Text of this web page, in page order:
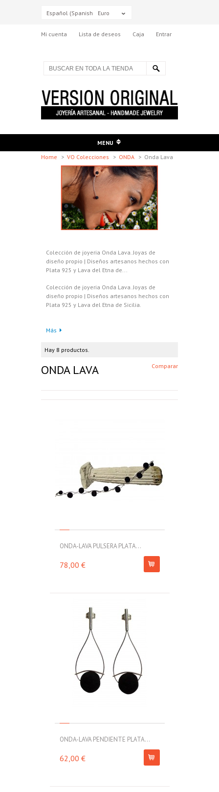
Español (Spanish) Euro
Mi cuenta Lista de deseos Caja Entrar
MENU
Home
> VO Colecciones > ONDA > Onda Lava
Colección de joyeria Onda Lava. Joyas de
diseño propio | Diseños artesanos hechos con
Plata 925 y Lava del Etna de...
Colección de joyeria Onda Lava. Joyas de
diseño propio | Diseños artesanos hechos con
Plata 925 y Lava del Etna de Sicilia.
Más
Hay 8 productos.
Comparar
ONDA LAVA
ONDA-LAVA PULSERA PLATA...
78,00 €
ONDA-LAVA PENDIENTE PLATA...
62,00 €